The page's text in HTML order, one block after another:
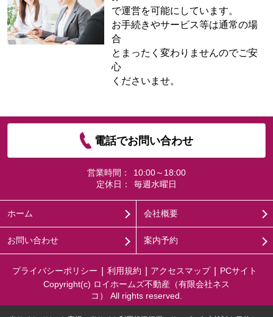
で運営を可能にしています。
お手続きやサービス等は通常の場
合
とまったく変わりませんのでご安
心
くださいませ。
電話でお問い合わせ
営業時間：
10:00～18:00
定休日：
毎週水曜日
ホーム 会社概要
お問い合わせ 案内予約
プライバシーポリシー 利用規約 アクセスマップ
PCサイト
Copyright(c) ロイホームズ不動産（有限会社ネス
コ） All rights reserved.